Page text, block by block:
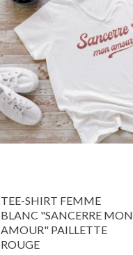
TEE-SHIRT FEMME
BLANC "SANCERRE MON
AMOUR" PAILLETTE
ROUGE